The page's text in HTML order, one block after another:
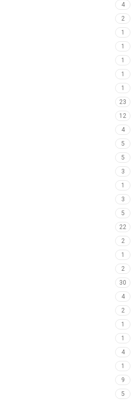
4
2
1
1
1
1
1
23
12
4
5
5
3
1
3
5
22
2
1
2
30
4
2
1
1
4
1
9
5